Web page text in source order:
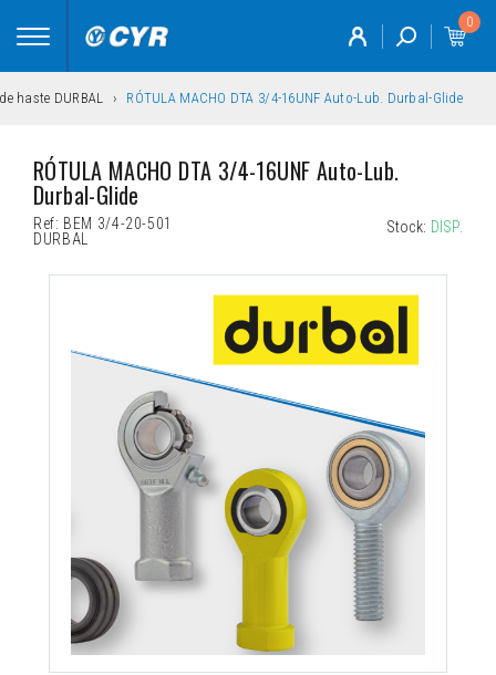
Toggle
0
haste DURBAL RÓTULA MACHO DTA 3/4-16UNF Auto-Lub. Durbal-Glide
RÓTULA MACHO DTA 3/4-16UNF Auto-Lub.
Durbal-Glide
Ref: BEM 3/4-20-501
DURBAL
Stock: DISP.